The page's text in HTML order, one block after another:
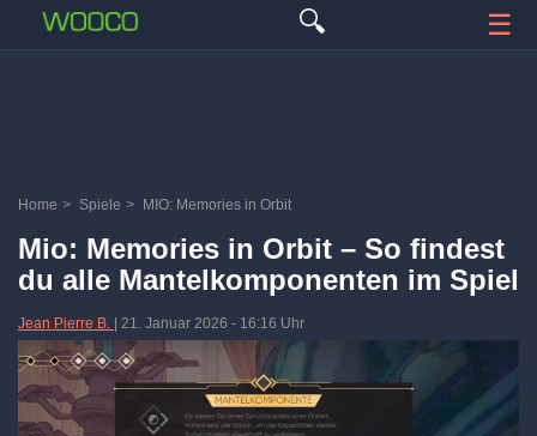
🔍 ☰
Home > Spiele > MIO: Memories in Orbit
Mio: Memories in Orbit – So findest
du alle Mantelkomponenten im Spiel
Jean Pierre B. 21. Januar 2026 - 16:16 Uhr